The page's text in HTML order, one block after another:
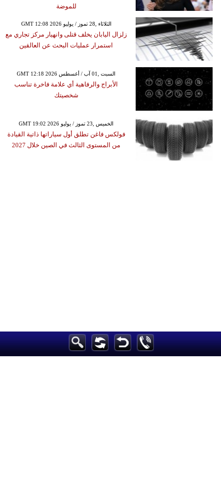
للموضة
GMT 12:08 2026 الثلاثاء ,28 تموز / يوليو
زلزال اليابان يخلف قتلى وانهيار مركز تجاري مع
استمرار عمليات البحث عن العالقين
GMT 12:18 2026 السبت ,01 آب / أغسطس
الأبراج والرفاهية أي علامة فاخرة تناسب
شخصيتك
GMT 19:02 2026 الخميس ,23 تموز / يوليو
فولكس فاغن تطلق أول سياراتها ذاتية القيادة
من المستوى الثالث في الصين خلال 2027